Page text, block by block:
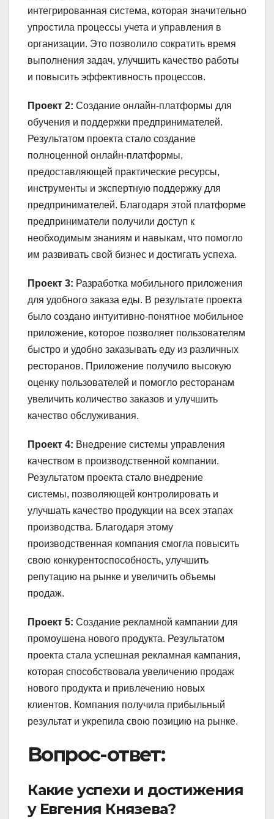
интегрированная система, которая значительно
упростила процессы учета и управления в
организации. Это позволило сократить время
выполнения задач, улучшить качество работы
и повысить эффективность процессов.
Проект 2: Создание онлайн-платформы для
обучения и поддержки предпринимателей.
Результатом проекта стало создание
полноценной онлайн-платформы,
предоставляющей практические ресурсы,
инструменты и экспертную поддержку для
предпринимателей. Благодаря этой платформе
предприниматели получили доступ к
необходимым знаниям и навыкам, что помогло
им развивать свой бизнес и достигать успеха.
Проект 3: Разработка мобильного приложения
для удобного заказа еды. В результате проекта
было создано интуитивно-понятное мобильное
приложение, которое позволяет пользователям
быстро и удобно заказывать еду из различных
ресторанов. Приложение получило высокую
оценку пользователей и помогло ресторанам
увеличить количество заказов и улучшить
качество обслуживания.
Проект 4: Внедрение системы управления
качеством в производственной компании.
Результатом проекта стало внедрение
системы, позволяющей контролировать и
улучшать качество продукции на всех этапах
производства. Благодаря этому
производственная компания смогла повысить
свою конкурентоспособность, улучшить
репутацию на рынке и увеличить объемы
продаж.
Проект 5: Создание рекламной кампании для
промоушена нового продукта. Результатом
проекта стала успешная рекламная кампания,
которая способствовала увеличению продаж
нового продукта и привлечению новых
клиентов. Компания получила прибыльный
результат и укрепила свою позицию на рынке.
Вопрос-ответ:
Какие успехи и достижения
у Евгения Князева?